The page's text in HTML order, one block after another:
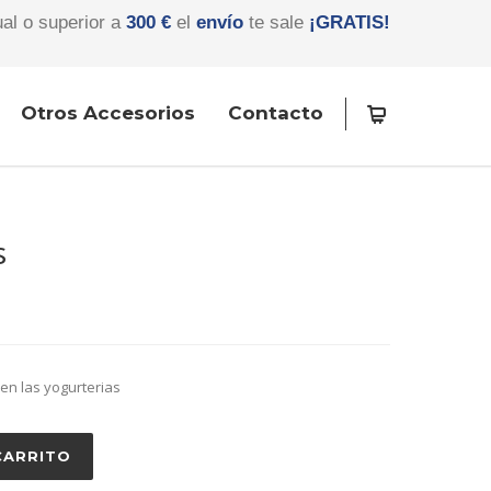
o superior a300 € el envío te sale ¡GRATIS!
Otros Accesorios Contacto
las yogurterias